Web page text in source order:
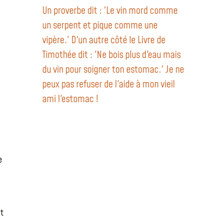
Un proverbe dit : 'Le vin mord comme
un serpent et pique comme une
vipère.' D'un autre côté le Livre de
Timothée dit : 'Ne bois plus d'eau mais
du vin pour soigner ton estomac.' Je ne
peux pas refuser de l'aide à mon vieil
ami l'estomac !